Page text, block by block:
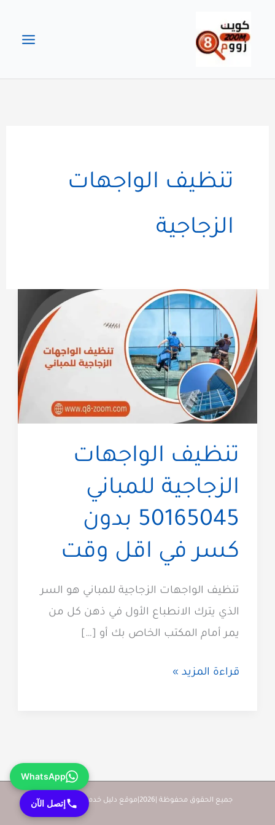
المحتوى
تنظيف الواجهات
الزجاجية
تنظيف الواجهات
الزجاجية للمباني
50165045 بدون
كسر في اقل وقت
تنظيف الواجهات الزجاجية للمباني هو السر
الذي يترك الانطباع الأول في ذهن كل من
يمر أمام المكتب الخاص بك أو […]
تنظيف
بدون
كسر
قراءة المزيد »
جميع الحقوق محفوظة |2026|موقع دليل خدمات كويت زووم
WhatsApp
إتصل الآن